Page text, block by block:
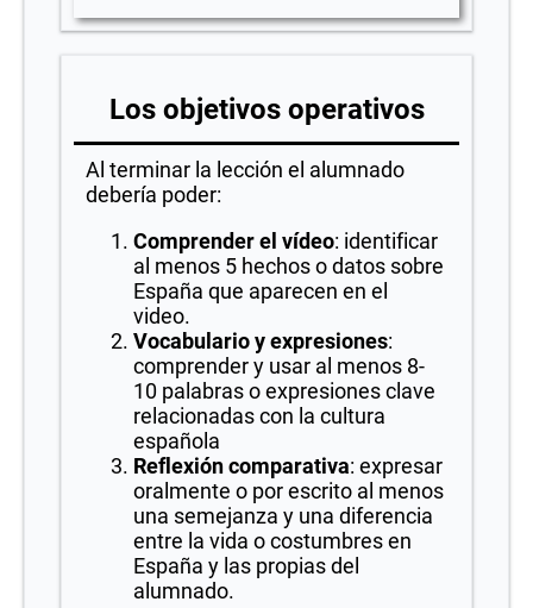
Los objetivos operativos
Al terminar la lección el alumnado
debería poder:
Comprender el vídeo: identificar
al menos 5 hechos o datos sobre
España que aparecen en el
video.
Vocabulario y expresiones:
comprender y usar al menos 8-
10 palabras o expresiones clave
relacionadas con la cultura
española
Reflexión comparativa: expresar
oralmente o por escrito al menos
una semejanza y una diferencia
entre la vida o costumbres en
España y las propias del
alumnado.